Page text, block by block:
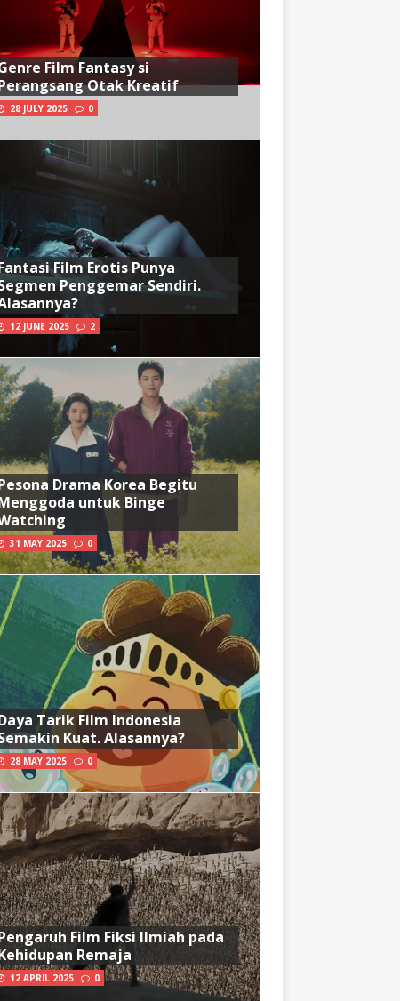
Film Fantasy si
Otak Kreatif
28 JULY 2025 0
Film Erotis Punya
Penggemar Sendiri.
12 JUNE 2025 2
Drama Korea Begitu
untuk Binge
31 MAY 2025 0
Tarik Film Indonesia
Kuat. Alasannya?
28 MAY 2025 0
Film Fiksi Ilmiah pada
Remaja
12 APRIL 2025 0